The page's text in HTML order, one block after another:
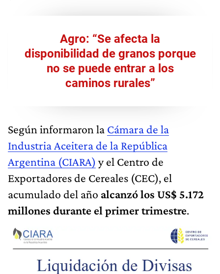
Agro: “Se afecta la
disponibilidad de granos porque
no se puede entrar a los
caminos rurales”
Según informaron la Cámara de la
Industria Aceitera de la República
Argentina (CIARA) y el Centro de
Exportadores de Cereales (CEC), el
acumulado del año alcanzó los US$ 5.172
millones durante el primer trimestre.